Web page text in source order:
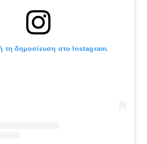
τη δημοσίευση στο Instagram.